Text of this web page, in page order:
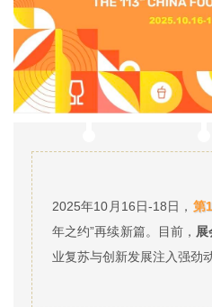
2025年10月16日-18日， 第
年之约”再续新篇。目前， 展
业复苏与创新发展注入强劲